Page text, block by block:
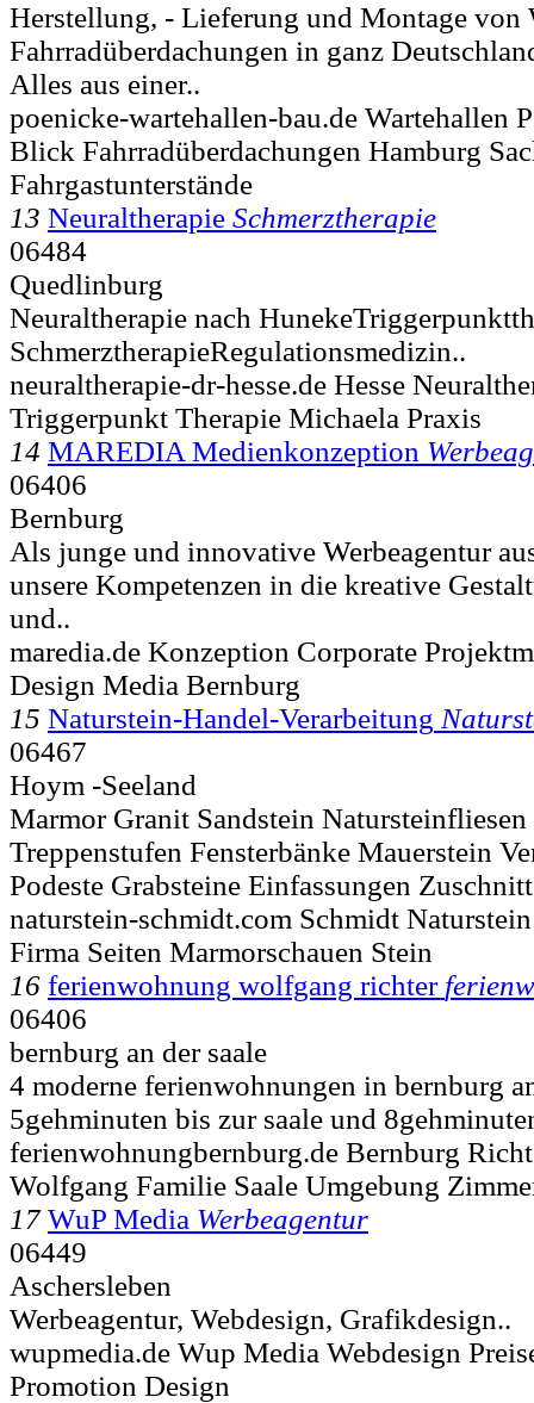
Herstellung, - Lieferung und Montage von
Fahrradüberdachungen in ganz
Alles aus einer..
poenicke-wartehallen-bau.de Wartehallen
Blick Fahrradüberdachungen Hamburg
Fahrgastunterstände
13 Neuraltherapie Schmerztherapie
06484
Quedlinburg
Neuraltherapie nach
SchmerztherapieRegulationsmedizin..
neuraltherapie-dr-hesse.de Hesse
Triggerpunkt Therapie Michaela Praxis
14 MAREDIA Medienkonzeption
06406
Bernburg
Als junge und innovative Werbeagentur
unsere Kompetenzen in die kreative
und..
maredia.de Konzeption Corporate
Design Media Bernburg
15 Naturstein-Handel-Verarbeitung
06467
Hoym -Seeland
Marmor Granit Sandstein
Treppenstufen Fensterbänke Mauerstein
Podeste Grabsteine Einfassungen
naturstein-schmidt.com Schmidt
Firma Seiten Marmorschauen Stein
16 ferienwohnung wolfgang richter
06406
bernburg an der saale
4 moderne ferienwohnungen in bernburg
5gehminuten bis zur saale und
ferienwohnungbernburg.de Bernburg
Wolfgang Familie Saale Umgebung
17 WuP Media Werbeagentur
06449
Aschersleben
Werbeagentur, Webdesign, Grafikdesign..
wupmedia.de Wup Media Webdesign
Promotion Design